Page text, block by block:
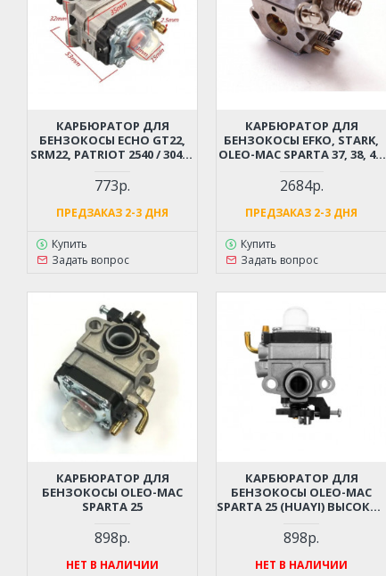
КАРБЮРАТОР ДЛЯ
БЕНЗОКОСЫ ECHO GT22,
SRM22, PATRIOT 2540 / 3045 /
GBC-25, ЛЕСНИК 304,
КРАСНАЯ ЗВЕЗДА 725 И
3045, ИНТЕРСКОЛ И ДР
773р.
ПРЕДЗАКАЗ 2-3 ДНЯ
Купить
Задать вопрос
КАРБЮРАТОР ДЛЯ
БЕНЗОКОСЫ EFKO, STARK,
OLEO-MAC SPARTA 37, 38, 42,
2684р.
ПРЕДЗАКАЗ 2-3 ДНЯ
Купить
Задать вопрос
КАРБЮРАТОР ДЛЯ
БЕНЗОКОСЫ OLEO-MAC
SPARTA 25
898р.
НЕТ В НАЛИЧИИ
КАРБЮРАТОР ДЛЯ
БЕНЗОКОСЫ OLEO-MAC
SPARTA 25 (HUAYI) ВЫСОКОЕ
PROFESSIONAL
898р.
НЕТ В НАЛИЧИИ